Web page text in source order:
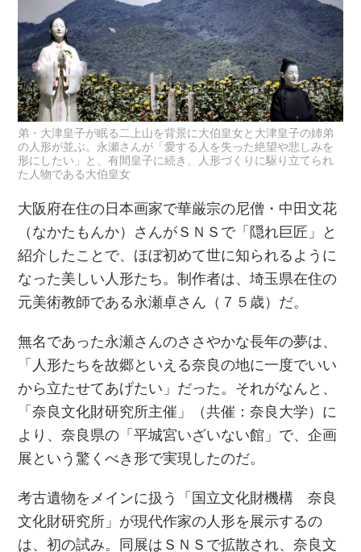
弟・大津皇子が眠る二上山を背景に大伯皇女と大津皇子の姉弟
の人形が並ぶ。永瀬さんが「愛する人を失った絶望や悲しみを
形にしたい」と、有間皇子に続き、人形づくりに駆り立てられ
た人物である大伯皇女
大阪府在住の日本画家で華厳宗の尼僧・中田文花
（なかたもんか）さんがＳＮＳで「隠れ巨匠」と
紹介したことで、ほぼ初めて世に知られるように
なった美しい人形たち。制作者は、埼玉県在住の
元美術教師である永瀬卓さん（７５歳）だ。
無名であった永瀬さんのささやかな長年の夢は、
「人形たちを故郷といえる奈良の地に一度でいい
から立たせてあげたい」だった。それがなんと、
「奈良文化財研究所主催」（共催：奈良大学）に
より、奈良県の「平城宮いざいない館」で、企画
展という驚くべき形で実現したのだ。
考古遺物をメインに扱う「国立文化財機構 奈良
文化財研究所」が現代作家の人形を展示するの
は、初の試み。同展はＳＮＳで拡散され、奈良文